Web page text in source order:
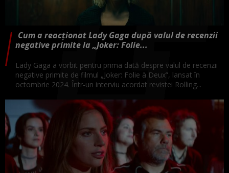
Cum a reacționat Lady Gaga după valul de recenzii
negative primite la „Joker: Folie...
Lady Gaga a vorbit pentru prima dată despre valul de recenzii
negative primite de filmul „Joker: Folie à Deux”, lansat în
octombrie 2024. Într-un interviu acordat revistei Rolling...